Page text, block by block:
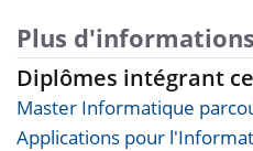
Plus d'informations
Diplômes intégrant
Master Informatique
Applications pour